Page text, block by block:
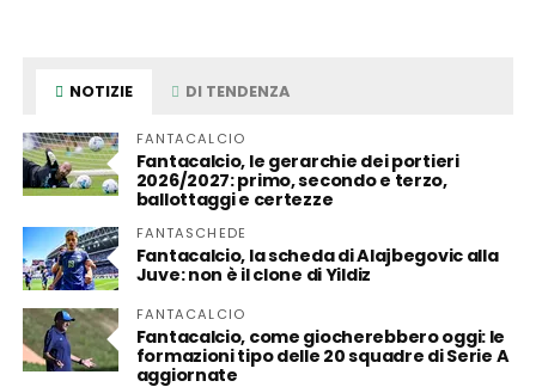
NOTIZIE DI TENDENZA
FANTACALCIO
Fantacalcio, le gerarchie dei portieri
2026/2027: primo, secondo e terzo,
ballottaggi e certezze
FANTASCHEDE
Fantacalcio, la scheda di Alajbegovic alla
Juve: non è il clone di Yildiz
FANTACALCIO
Fantacalcio, come giocherebbero oggi: le
formazioni tipo delle 20 squadre di Serie A
aggiornate